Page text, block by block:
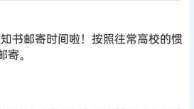
书邮寄时间啦！按照往常高校的惯
。